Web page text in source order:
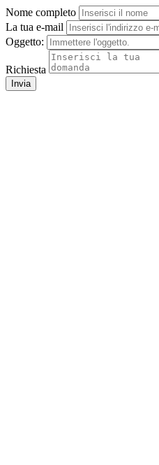
Nome completo
La tua e-mail
Oggetto:
Richiesta